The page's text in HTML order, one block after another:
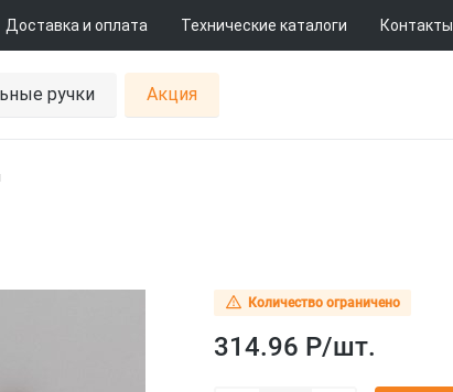
Доставка и оплата Технические каталоги Контакты
ручки Акция
Количество ограничено
314.96 Р/шт.